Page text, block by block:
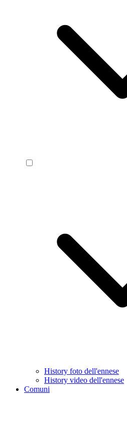
History foto dell'ennese
History video dell'ennese
Comuni